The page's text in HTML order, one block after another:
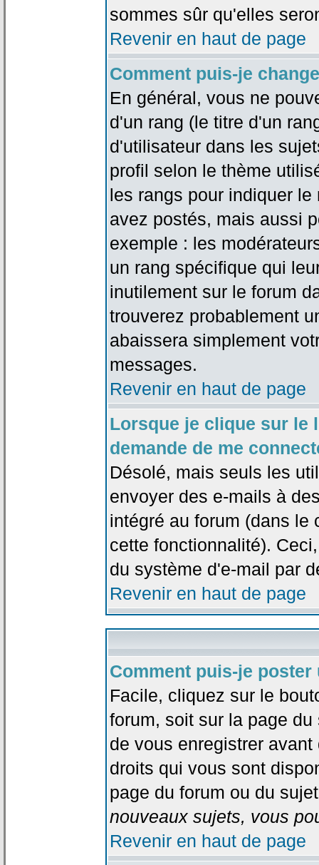
sommes sûr qu'elles
Revenir en haut de page
Comment puis-je
En général, vous ne
d'un rang (le titre d'un
d'utilisateur dans les
profil selon le thème
les rangs pour indiquer
avez postés, mais aussi
exemple : les
un rang spécifique qui
inutilement sur le forum
trouverez probablement
abaissera simplement
messages.
Revenir en haut de page
Lorsque je clique sur le
demande de me
Désolé, mais seuls les
envoyer des e-mails à
intégré au forum (dans le
cette fonctionnalité).
du système d'e-mail par
Revenir en haut de page
Comment puis-je
Facile, cliquez sur le
forum, soit sur la page
de vous enregistrer
droits qui vous sont
page du forum ou du
nouveaux sujets, vous
Revenir en haut de page